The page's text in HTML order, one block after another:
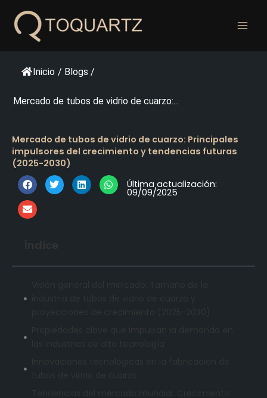
contenido
Inicio / Blogs /
Mercado de tubos de vidrio de cuarzo:...
Mercado de tubos de vidrio de cuarzo: Principales
impulsores del crecimiento y tendencias futuras
(2025-2030)
Última actualización:
09/09/2025